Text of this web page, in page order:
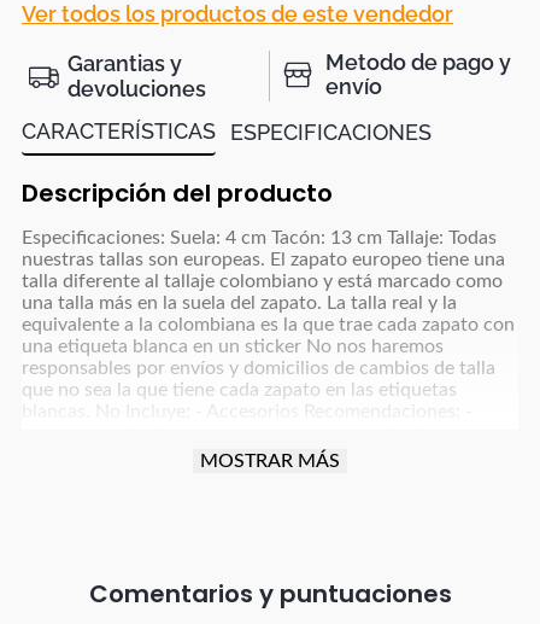
Ver todos los productos de este vendedor
Garantias y
devoluciones
Metodo de pago y
envío
CARACTERÍSTICAS
ESPECIFICACIONES
Descripción del producto
Especificaciones: Suela: 4 cm Tacón: 13 cm Tallaje: Todas
nuestras tallas son europeas. El zapato europeo tiene una
talla diferente al tallaje colombiano y está marcado como
una talla más en la suela del zapato. La talla real y la
equivalente a la colombiana es la que trae cada zapato con
una etiqueta blanca en un sticker No nos haremos
responsables por envíos y domicilios de cambios de talla
que no sea la que tiene cada zapato en las etiquetas
blancas. No Incluye: - Accesorios Recomendaciones: -
colores claros y paño oscuro para colores café, azul
producto (parte trasera, punta y tacón). - Debes tener
especial cuidado con el vestuario que uses; ya que, debido
MOSTRAR MÁS
Comentarios